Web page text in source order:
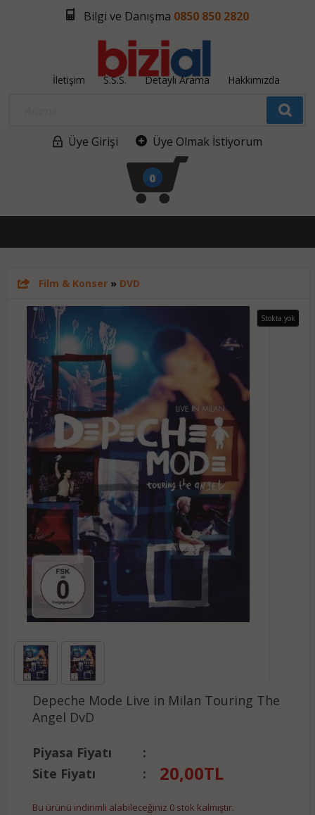
Bilgi ve Danışma 0850 850 2820
İletişim S.S.S. Detaylı Arama Hakkımızda
Üye Girişi Üye Olmak İstiyorum
0
Film & Konser» DVD
Stokta yok
Depeche Mode Live in Milan Touring The
Angel DvD
Piyasa Fiyatı
:
Site Fiyatı
: 20,00TL
Bu ürünü indirimli alabileceğiniz 0 stok kalmıştır.